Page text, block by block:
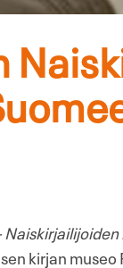
kirjan